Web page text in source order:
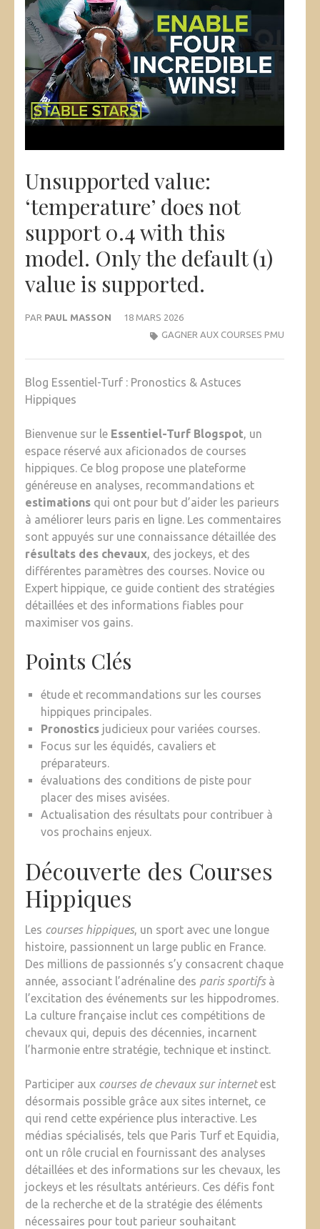
Unsupported value:
‘temperature’ does not
support 0.4 with this
model. Only the default (1)
value is supported.
PAR PAUL MASSON
18 MARS 2026
GAGNER AUX COURSES PMU
Blog Essentiel-Turf : Pronostics & Astuces
Hippiques
Bienvenue sur le Essentiel-Turf Blogspot, un
espace réservé aux aficionados de courses
hippiques. Ce blog propose une plateforme
généreuse en analyses, recommandations et
estimations qui ont pour but d’aider les parieurs
à améliorer leurs paris en ligne. Les commentaires
sont appuyés sur une connaissance détaillée des
résultats des chevaux, des jockeys, et des
différentes paramètres des courses. Novice ou
Expert hippique, ce guide contient des stratégies
détaillées et des informations fiables pour
maximiser vos gains.
Points Clés
étude et recommandations sur les courses
hippiques principales.
Pronostics judicieux pour variées courses.
Focus sur les équidés, cavaliers et
préparateurs.
évaluations des conditions de piste pour
placer des mises avisées.
Actualisation des résultats pour contribuer à
vos prochains enjeux.
Découverte des Courses
Hippiques
Les courses hippiques, un sport avec une longue
histoire, passionnent un large public en France.
Des millions de passionnés s’y consacrent chaque
année, associant l’adrénaline des paris sportifsà
l’excitation des événements sur les hippodromes.
La culture française inclut ces compétitions de
chevaux qui, depuis des décennies, incarnent
l’harmonie entre stratégie, technique et instinct.
Participer aux courses de chevaux sur internetest
désormais possible grâce aux sites internet, ce
qui rend cette expérience plus interactive. Les
médias spécialisés, tels que Paris Turf et Equidia,
ont un rôle crucial en fournissant des analyses
détaillées et des informations sur les chevaux, les
jockeys et les résultats antérieurs. Ces défis font
de la recherche et de la stratégie des éléments
nécessaires pour tout parieur souhaitant